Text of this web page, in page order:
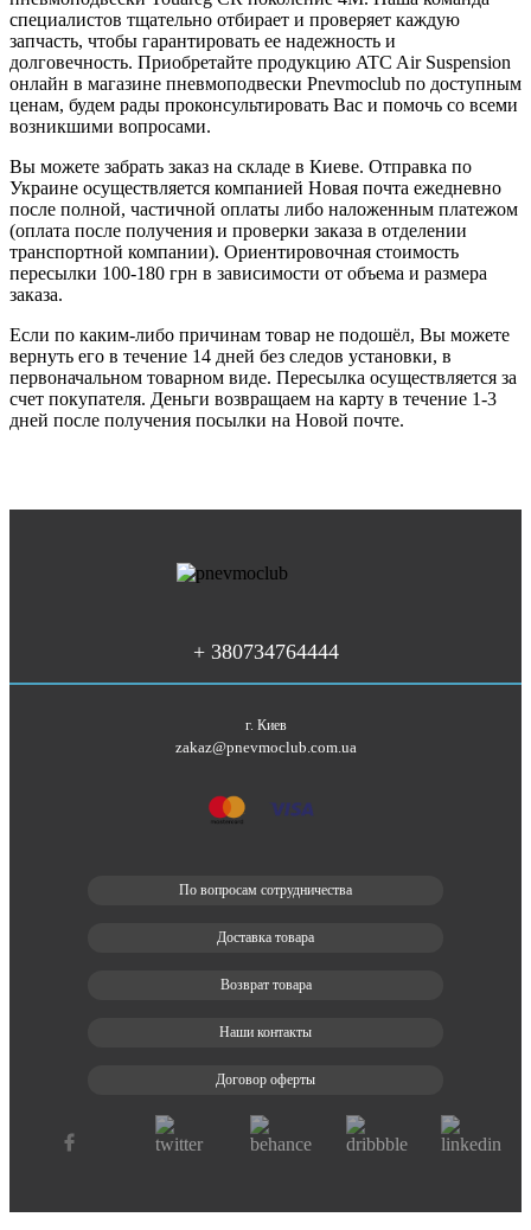
специалистов тщательно отбирает и проверяет каждую
запчасть, чтобы гарантировать ее надежность и
долговечность. Приобретайте продукцию ATC Air Suspension
онлайн в магазине пневмоподвески Pnevmoclub по доступным
ценам, будем рады проконсультировать Вас и помочь со всеми
возникшими вопросами.
Вы можете забрать заказ на складе в Киеве. Отправка по
Украине осуществляется компанией Новая почта ежедневно
после полной, частичной оплаты либо наложенным платежом
(оплата после получения и проверки заказа в отделении
транспортной компании). Ориентировочная стоимость
пересылки 100-180 грн в зависимости от объема и размера
заказа.
Если по каким-либо причинам товар не подошёл, Вы можете
вернуть его в течение 14 дней без следов установки, в
первоначальном товарном виде. Пересылка осуществляется за
счет покупателя. Деньги возвращаем на карту в течение 1-3
дней после получения посылки на Новой почте.
+ 380734764444
г. Киев
zakaz@pnevmoclub.com.ua
По вопросам сотрудничества
Доставка товара
Возврат товара
Наши контакты
Договор оферты